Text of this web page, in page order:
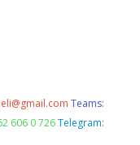
Teams:
606 0 726 Telegram: